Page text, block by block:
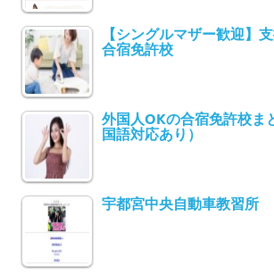
【シングルマザー歓迎】
合宿免許校
外国人OKの合宿免許校ま
国語対応あり）
宇都宮中央自動車教習所